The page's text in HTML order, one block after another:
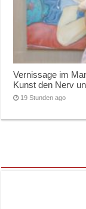
Vernissage im
Kunst den Nerv
19 Stunden ago